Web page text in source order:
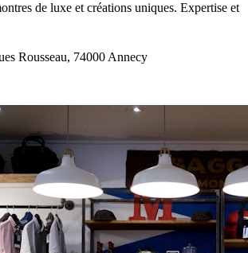
de luxe et créations uniques. Expertise et
Rousseau, 74000 Annecy